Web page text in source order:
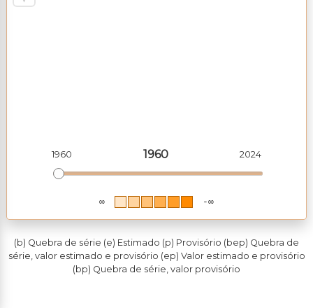
1960 1960 2024
∞ -∞
(b) Quebra de série (e) Estimado (p) Provisório (bep) Quebra de
série, valor estimado e provisório (ep) Valor estimado e provisório
(bp) Quebra de série, valor provisório